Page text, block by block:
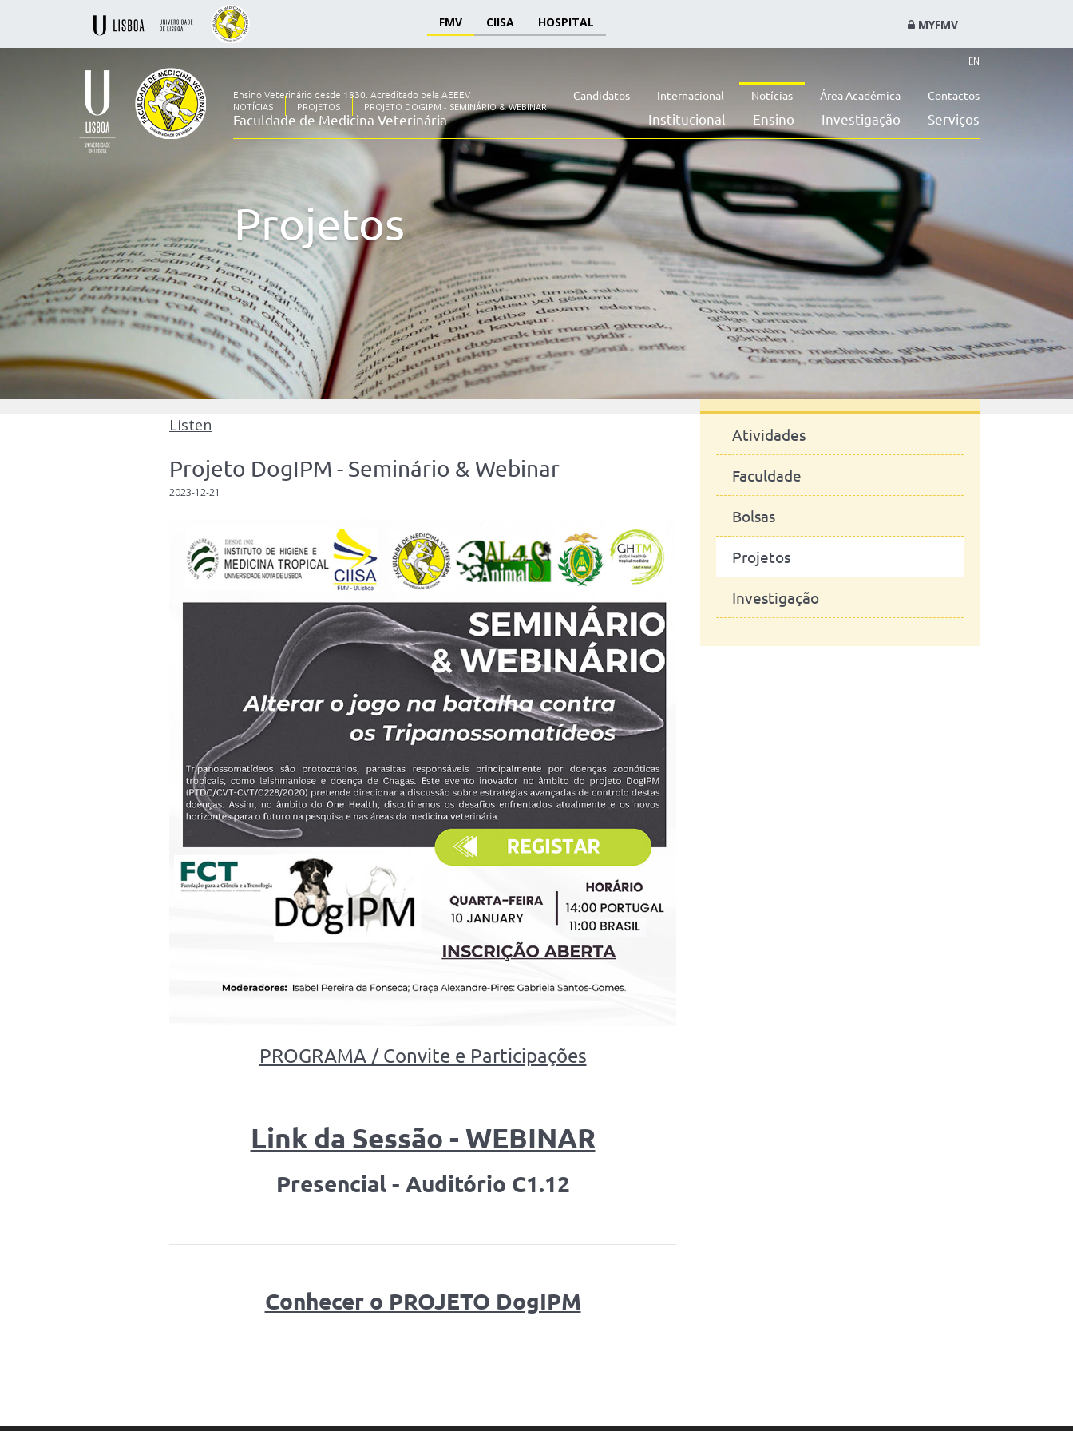
FMV CIISA HOSPITAL MYFMV
Faculdade
de
Medicina
Veterinária
EN
Ensino Veterinário desde 1830. Acreditado pela AEEEV
Faculdade de Medicina Veterinária
Candidatos Internacional Notícias Área Académica Contactos
Institucional Ensino Investigação Serviços
NOTÍCIAS PROJETOS PROJETO DOGIPM - SEMINÁRIO & WEBINAR
Projetos
Listen
Projeto DogIPM - Seminário & Webinar
2023-12-21
PROGRAMA / Convite e Participações
Link da Sessão - WEBINAR
Presencial - Auditório C1.12
Conhecer o PROJETO DogIPM
Notícias
Atividades
Faculdade
Bolsas
Projetos
Investigação